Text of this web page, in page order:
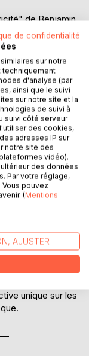
de Benjamin
explore les
une série
Réalisées
ont
naturel.
a su
introduisant des
et la notion de
l'interaction entre
ainsi les
Ce livre est
de Franklin
à une
en pleine
texte est une
à
la pensée
unique sur les
de confidentialité
sur notre
techniquement
d'analyse (par
ainsi que le suivi
sur notre site et la
de suivi à
suivi côté serveur
des cookies,
adresses IP sur
notre site des
vidéo).
des données
Par votre réglage,
pouvez
(Mentions
AJUSTER